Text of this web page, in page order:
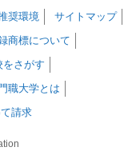
奨環境
サイトマップ
商標について
をさがす
職大学とは
請求